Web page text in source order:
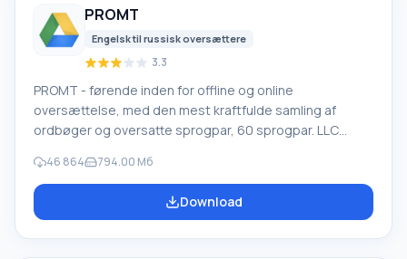
PROMT
Engelsk til russisk oversættere
3.3
PROMT - førende inden for offline og online
oversættelse, med den mest kraftfulde samling af
ordbøger og oversatte sprogpar, 60 sprogpar. LLC
oversættelsessystemer til private brugere og
virksomheder. PROMT-software giver oversættelse af
enhver tekst ved hjælp af indbyggede ordbøger,
46 864 794.00 Мб
Download